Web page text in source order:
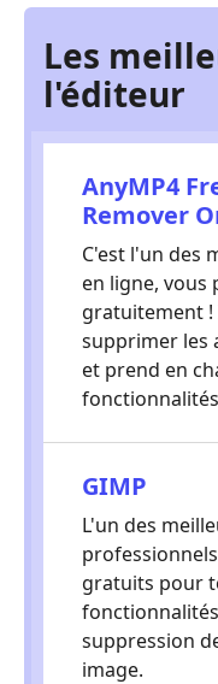
Les
l'éditeur
AnyMP4
Remover
C'est l'un des
en ligne, vous
gratuitement
supprimer les
et prend en
GIMP
L'un des
gratuits pour
suppression
image.